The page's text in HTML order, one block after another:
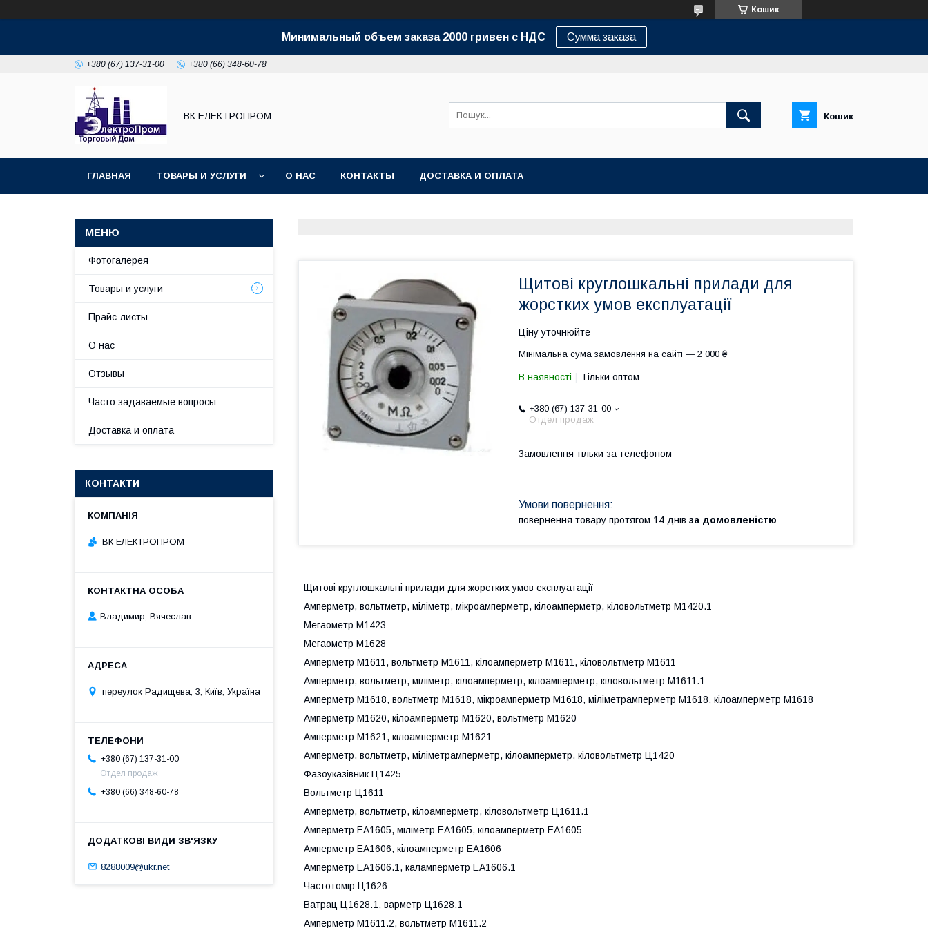
Кошик
Минимальный объем заказа 2000 гривен с НДС Сумма заказа
+380 (67) 137-31-00 +380 (66) 348-60-78
ВК ЕЛЕКТРОПРОМ Кошик
ГЛАВНАЯ ТОВАРЫ И УСЛУГИ О НАС КОНТАКТЫ ДОСТАВКА И ОПЛАТА
Щитові круглошкальні прилади для
жорстких умов експлуатації
Ціну уточнюйте
Мінімальна сума замовлення на сайті — 2 000 ₴
В наявності Тільки оптом
+380 (67) 137-31-00
Отдел продаж
Замовлення тільки за телефоном
повернення товару протягом 14 днів за домовленістю
Щитові круглошкальні прилади для жорстких умов експлуатації
Амперметр, вольтметр, міліметр, мікроамперметр, кілоамперметр, кіловольтметр М1420.1
Мегаометр М1423
Мегаометр М1628
Амперметр М1611, вольтметр М1611, кілоамперметр М1611, кіловольтметр М1611
Амперметр, вольтметр, міліметр, кілоамперметр, кілоамперметр, кіловольтметр М1611.1
Амперметр М1618, вольтметр М1618, мікроамперметр М1618, міліметрамперметр М1618, кілоамперметр М1618
Амперметр М1620, кілоамперметр М1620, вольтметр М1620
Амперметр М1621, кілоамперметр М1621
Амперметр, вольтметр, міліметрамперметр, кілоамперметр, кіловольтметр Ц1420
Фазоуказівник Ц1425
Вольтметр Ц1611
Амперметр, вольтметр, кілоамперметр, кіловольтметр Ц1611.1
Амперметр ЕА1605, міліметр ЕА1605, кілоамперметр ЕА1605
Амперметр ЕА1606, кілоамперметр ЕА1606
Амперметр ЕА1606.1, каламперметр ЕА1606.1
Частотомір Ц1626
Ватрац Ц1628.1, варметр Ц1628.1
Амперметр М1611.2, вольтметр М1611.2
Фотогалерея
Товары и услуги
Прайс-листы
О нас
Отзывы
Часто задаваемые вопросы
Доставка и оплата
КОНТАКТИ
ВК ЕЛЕКТРОПРОМ
Владимир, Вячеслав
переулок Радищева, 3, Київ, Україна
+380 (67) 137-31-00
Отдел продаж
+380 (66) 348-60-78
8288009@ukr.net